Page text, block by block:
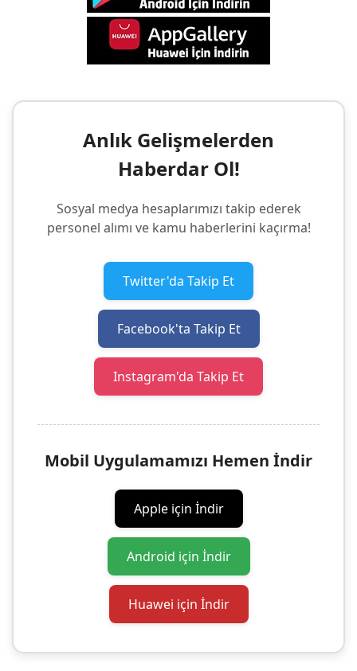
Anlık Gelişmelerden
Haberdar Ol!
Sosyal medya hesaplarımızı takip ederek
personel alımı ve kamu haberlerini kaçırma!
Twitter'da Takip Et
Facebook'ta Takip Et
Instagram'da Takip Et
Mobil Uygulamamızı Hemen İndir
Apple için İndir
Android için İndir
Huawei için İndir